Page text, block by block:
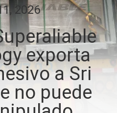
2026
exporta
a Sri
no puede